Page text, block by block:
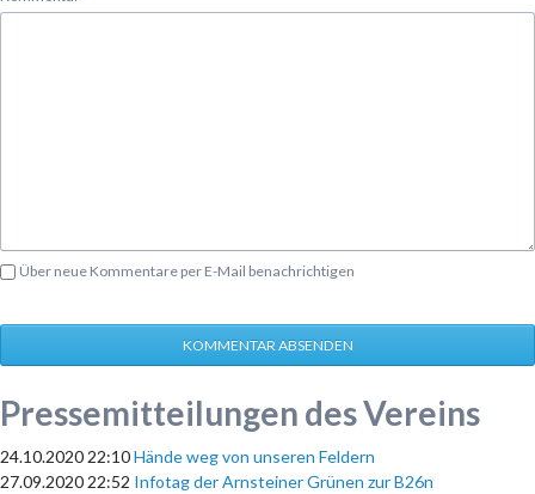
Über neue Kommentare per E-Mail benachrichtigen
KOMMENTAR ABSENDEN
Pressemitteilungen des Vereins
24.10.2020 22:10Hände weg von unseren Feldern
27.09.2020 22:52 Infotag der Arnsteiner Grünen zur B26n